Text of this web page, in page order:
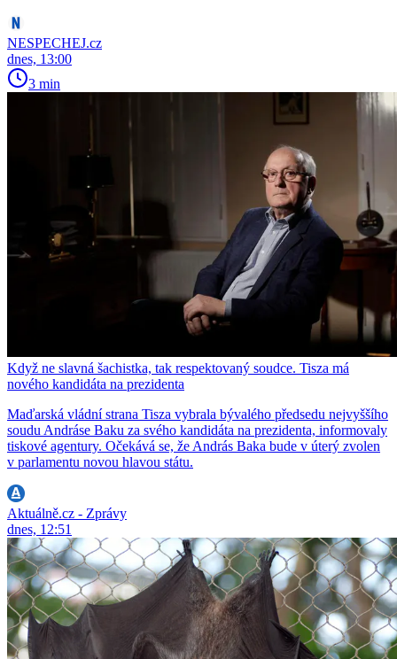
NESPECHEJ.cz
dnes, 13:00
3 min
Když ne slavná šachistka, tak respektovaný soudce. Tisza má
nového kandidáta na prezidenta
Maďarská vládní strana Tisza vybrala bývalého předsedu nejvyššího
soudu Andráse Baku za svého kandidáta na prezidenta, informovaly
tiskové agentury. Očekává se, že András Baka bude v úterý zvolen
v parlamentu novou hlavou státu.
Aktuálně.cz - Zprávy
dnes, 12:51